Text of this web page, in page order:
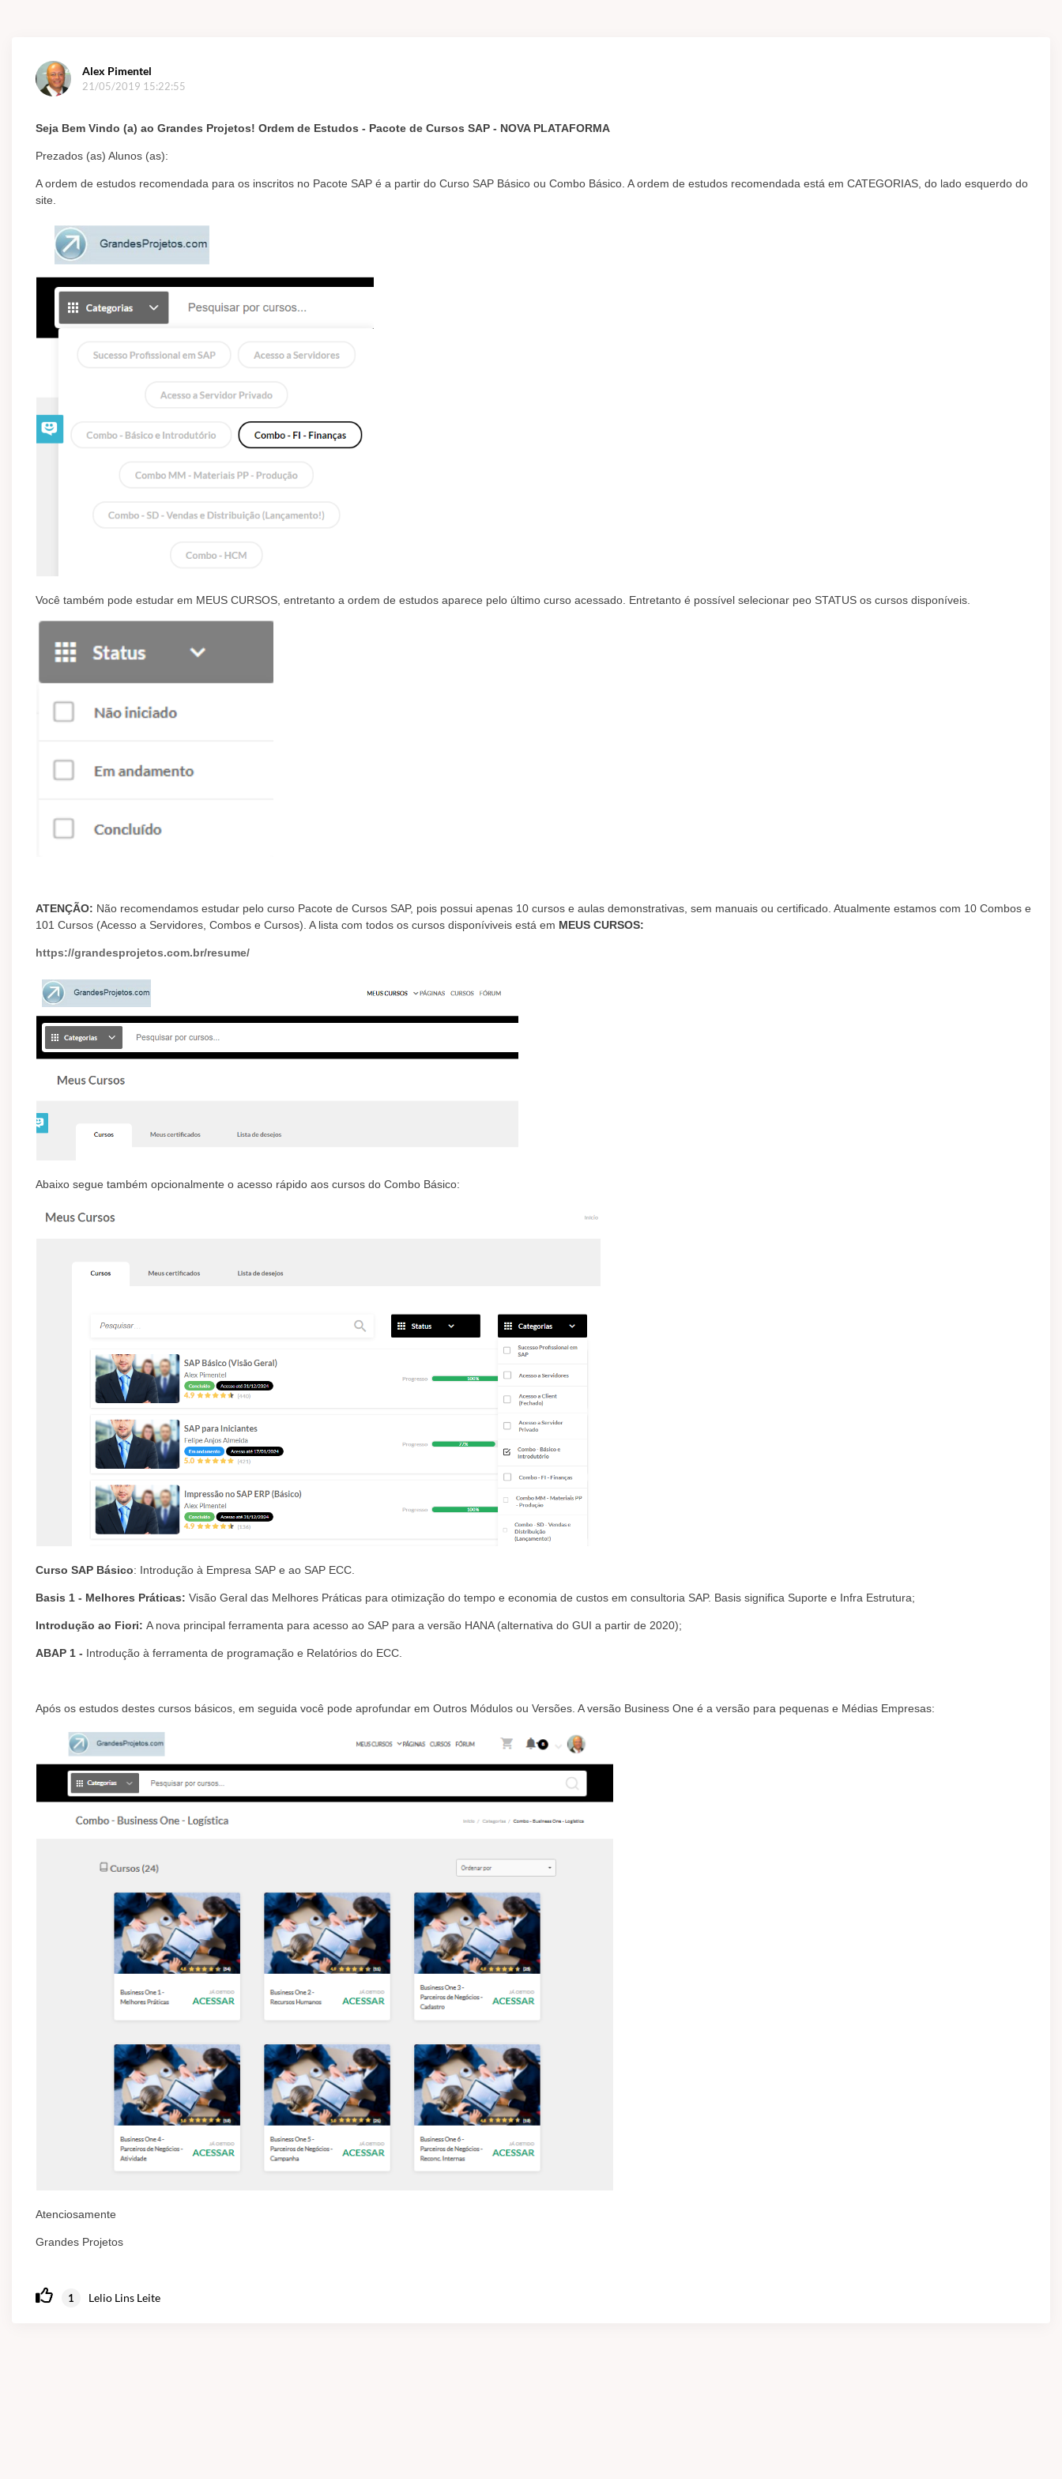
Alex Pimentel
21/05/2019 15:22:55
Seja Bem Vindo (a) ao Grandes Projetos! Ordem de Estudos - Pacote de Cursos SAP - NOVA PLATAFORMA
Prezados (as) Alunos (as):
A ordem de estudos recomendada para os inscritos no Pacote SAP é a partir do Curso SAP Básico ou Combo Básico. A ordem de estudos recomendada está em CATEGORIAS, do lado esquerdo do
site.
Você também pode estudar em MEUS CURSOS, entretanto a ordem de estudos aparece pelo último curso acessado. Entretanto é possível selecionar peo STATUS os cursos disponíveis.
ATENÇÃO: Não recomendamos estudar pelo curso Pacote de Cursos SAP, pois possui apenas 10 cursos e aulas demonstrativas, sem manuais ou certificado. Atualmente estamos com 10 Combos e
101 Cursos (Acesso a Servidores, Combos e Cursos). A lista com todos os cursos disponíviveis está em MEUS CURSOS:
https://grandesprojetos.com.br/resume/
Abaixo segue também opcionalmente o acesso rápido aos cursos do Combo Básico:
Curso SAP Básico: Introdução à Empresa SAP e ao SAP ECC.
Basis 1 - Melhores Práticas: Visão Geral das Melhores Práticas para otimização do tempo e economia de custos em consultoria SAP. Basis significa Suporte e Infra Estrutura;
Introdução ao Fiori: A nova principal ferramenta para acesso ao SAP para a versão HANA (alternativa do GUI a partir de 2020);
ABAP 1 - Introdução à ferramenta de programação e Relatórios do ECC.
Após os estudos destes cursos básicos, em seguida você pode aprofundar em Outros Módulos ou Versões. A versão Business One é a versão para pequenas e Médias Empresas:
Atenciosamente
Grandes Projetos
1 Lelio Lins Leite